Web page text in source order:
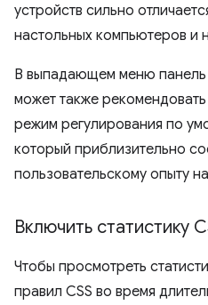
устройств сильно
настольных компьютеров и
В выпадающем меню панель
может также
режим регулирования по
который приблизительно
пользовательскому опыту
Включить статистику
Чтобы просмотреть
правил CSS во время